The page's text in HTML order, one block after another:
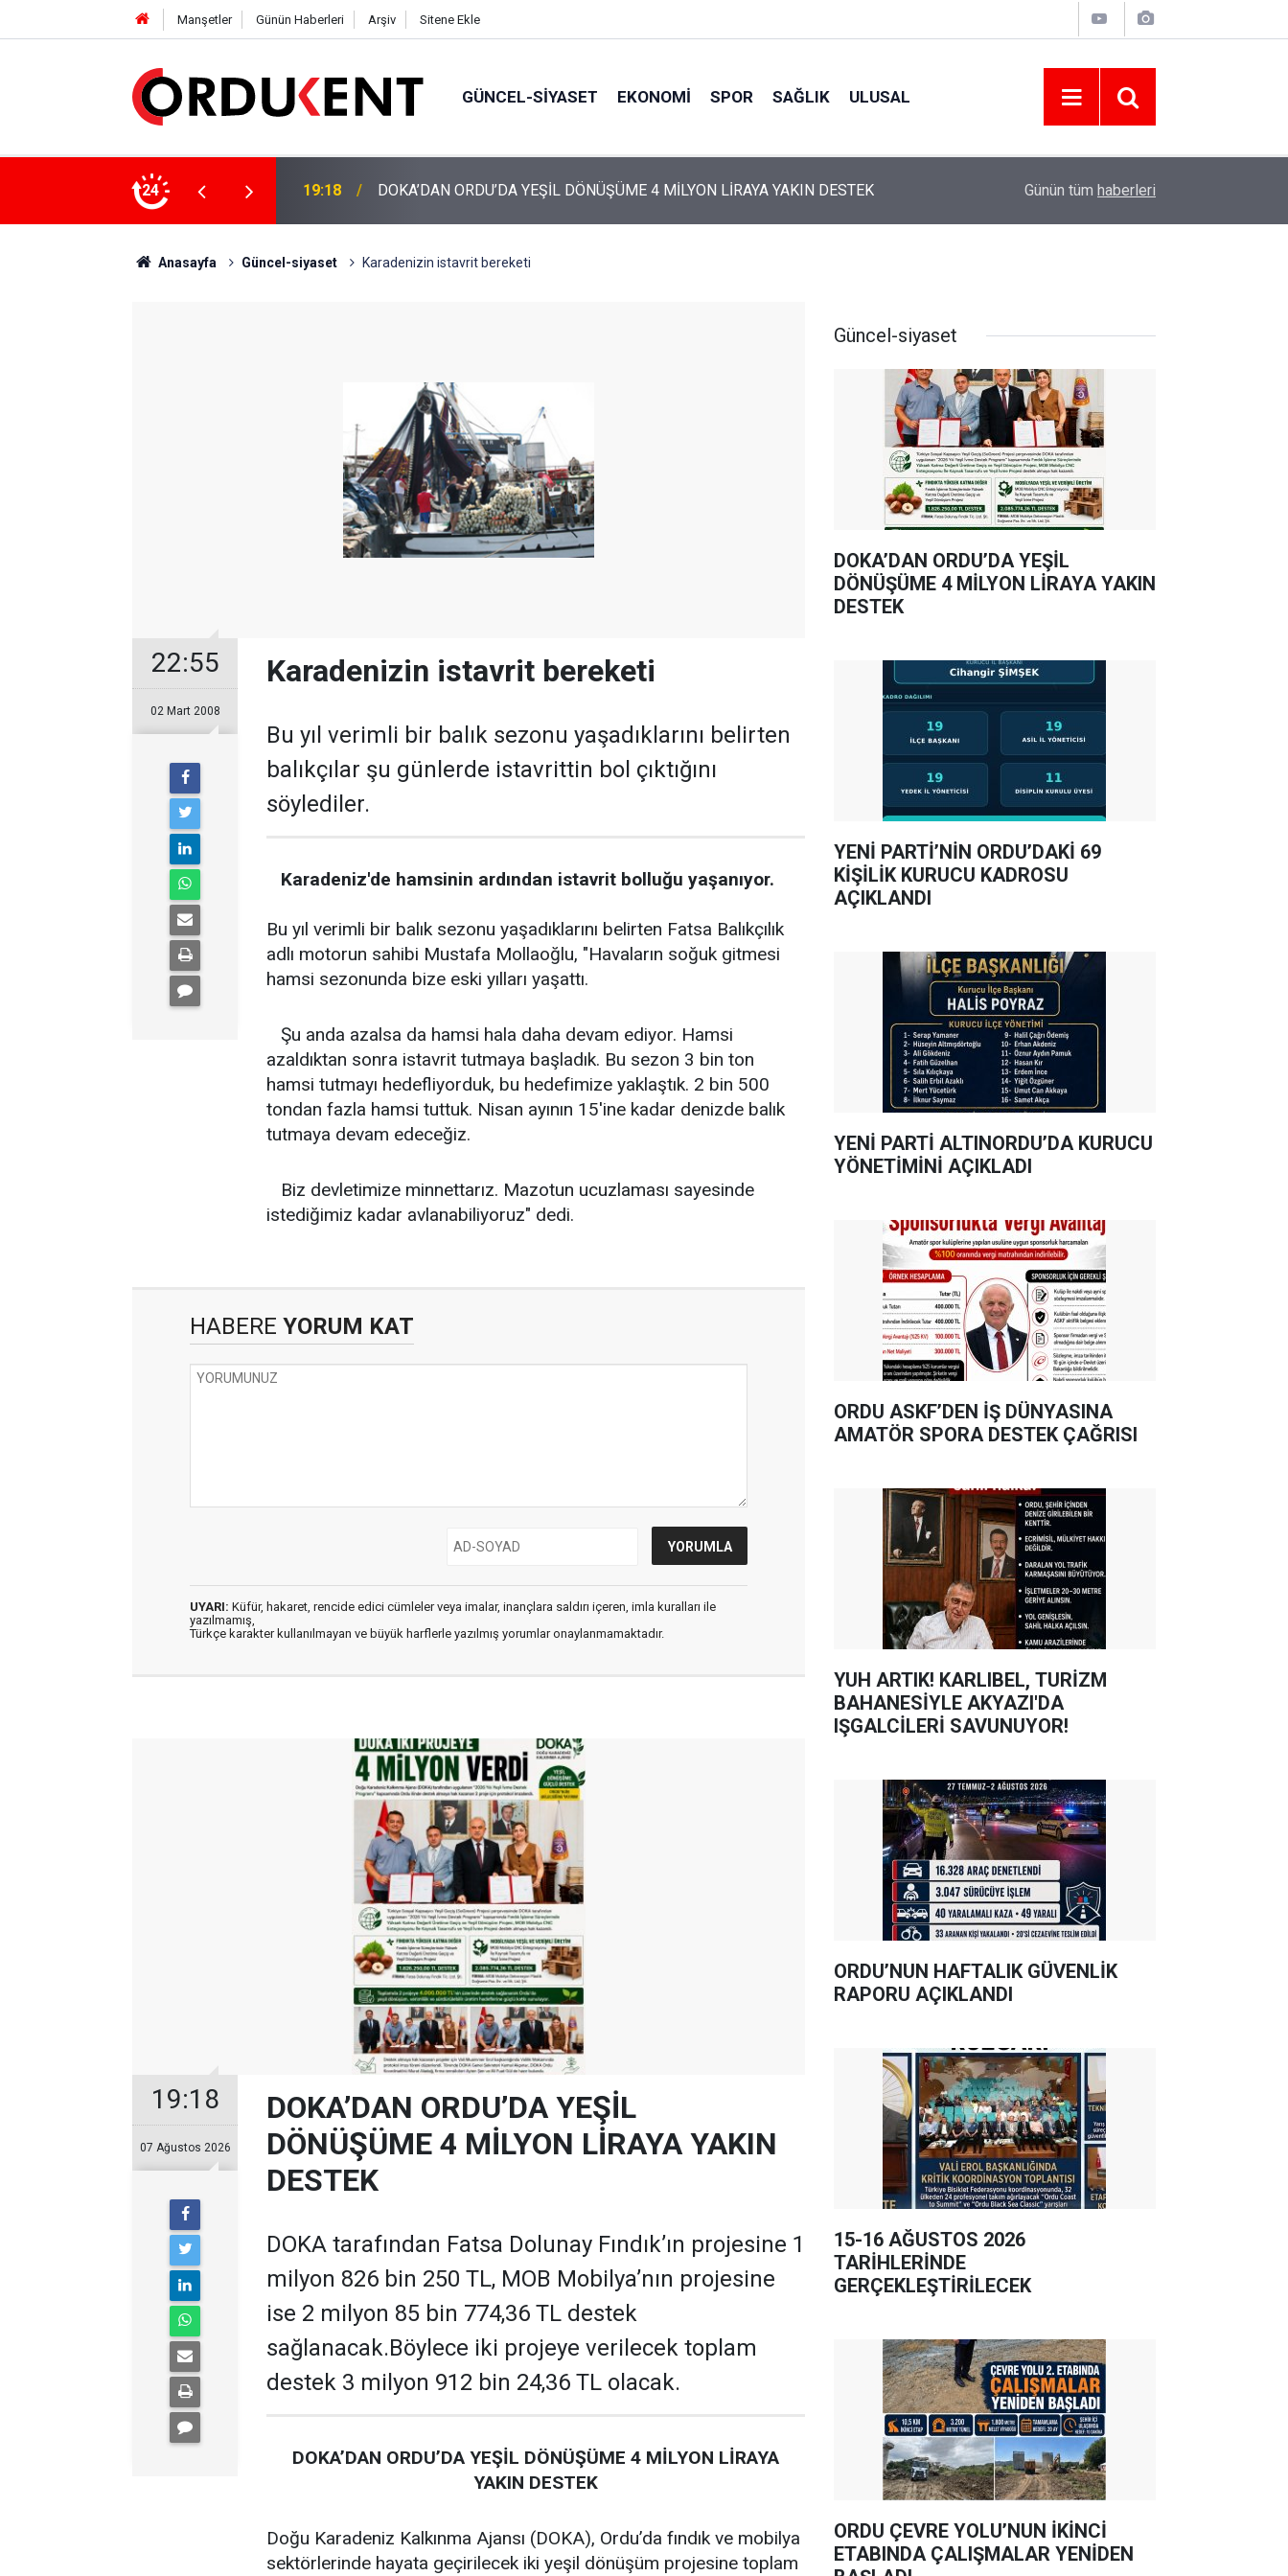
Manşetler Günün Haberleri Arşiv Sitene Ekle
GÜNCEL-SIYASET EKONOMI SPOR SAĞLIK ULUSAL
24
4 MİLYON LİRAYA YAKIN DESTEK 12:46 YENİ PARTİ’NİN ORDU’DAKİ 69 KİŞİLİK KURUCU KADROSU AÇIKLANDI YENİ PARTİ ALTINORDU’DA KURUCU
Günün tüm haberleri
Anasayfa Güncel-siyaset Karadenizin istavrit bereketi
22:55
02 Mart 2008
Karadenizin istavrit bereketi
Bu yıl verimli bir balık sezonu yaşadıklarını belirten
balıkçılar şu günlerde istavrittin bol çıktığını
söylediler.
Karadeniz'de hamsinin ardından istavrit bolluğu yaşanıyor.
Bu yıl verimli bir balık sezonu yaşadıklarını belirten Fatsa Balıkçılık
adlı motorun sahibi Mustafa Mollaoğlu, "Havaların soğuk gitmesi
hamsi sezonunda bize eski yılları yaşattı.
Şu anda azalsa da hamsi hala daha devam ediyor. Hamsi
azaldıktan sonra istavrit tutmaya başladık. Bu sezon 3 bin ton
hamsi tutmayı hedefliyorduk, bu hedefimize yaklaştık. 2 bin 500
tondan fazla hamsi tuttuk. Nisan ayının 15'ine kadar denizde balık
tutmaya devam edeceğiz.
Biz devletimize minnettarız. Mazotun ucuzlaması sayesinde
istediğimiz kadar avlanabiliyoruz" dedi.
HABERE YORUM KAT
UYARI: Küfür, hakaret, rencide edici cümleler veya imalar, inançlara saldırı içeren, imla kuralları ile
yazılmamış,
Türkçe karakter kullanılmayan ve büyük harflerle yazılmış yorumlar onaylanmamaktadır.
19:18
07 Ağustos 2026
DOKA’DAN ORDU’DA YEŞİL
DÖNÜŞÜME 4 MİLYON LİRAYA YAKIN
DESTEK
DOKA tarafından Fatsa Dolunay Fındık’ın projesine 1
milyon 826 bin 250 TL, MOB Mobilya’nın projesine
ise 2 milyon 85 bin 774,36 TL destek
sağlanacak.Böylece iki projeye verilecek toplam
destek 3 milyon 912 bin 24,36 TL olacak.
DOKA’DAN ORDU’DA YEŞİL DÖNÜŞÜME 4 MİLYON LİRAYA
YAKIN DESTEK
Doğu Karadeniz Kalkınma Ajansı (DOKA), Ordu’da fındık ve mobilya
sektörlerinde hayata geçirilecek iki yeşil dönüşüm projesine toplam
Güncel-siyaset
DOKA’DAN ORDU’DA YEŞİL
DÖNÜŞÜME 4 MİLYON LİRAYA YAKIN
DESTEK
YENİ PARTİ’NİN ORDU’DAKİ 69
KİŞİLİK KURUCU KADROSU
AÇIKLANDI
YENİ PARTİ ALTINORDU’DA KURUCU
YÖNETİMİNİ AÇIKLADI
ORDU ASKF’DEN İŞ DÜNYASINA
AMATÖR SPORA DESTEK ÇAĞRISI
YUH ARTIK! KARLIBEL, TURİZM
BAHANESİYLE AKYAZI'DA
IŞGALCİLERİ SAVUNUYOR!
ORDU’NUN HAFTALIK GÜVENLİK
RAPORU AÇIKLANDI
15-16 AĞUSTOS 2026
TARİHLERİNDE
GERÇEKLEŞTİRİLECEK
ORDU ÇEVRE YOLU’NUN İKİNCİ
ETABINDA ÇALIŞMALAR YENİDEN